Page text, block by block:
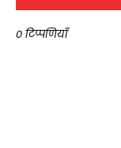
0 टिप्पणियाँ